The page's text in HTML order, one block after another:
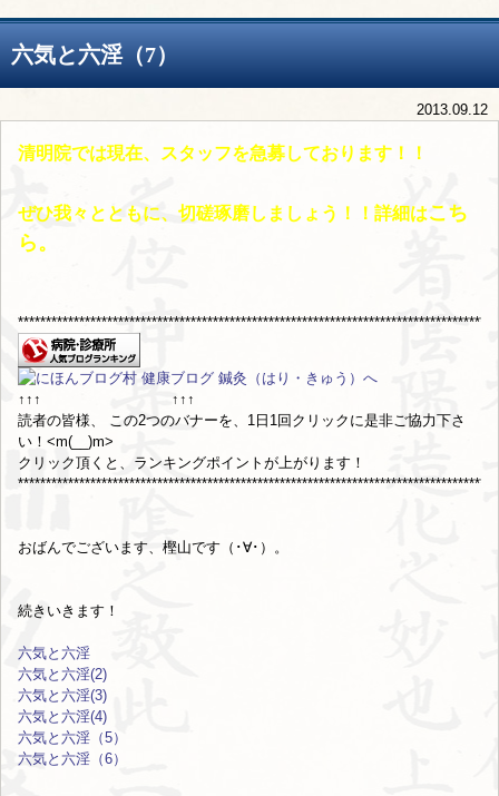
六気と六淫（7）
2013.09.12
清明院では現在、スタッフを急募しております！！
ぜひ我々とともに、切磋琢磨しましょう！！詳細はこち
ら。
↑↑↑ ↑↑↑
読者の皆様、 この2つのバナーを、1日1回クリックに是非ご協力下さ
い！<m(__)m>
クリック頂くと、ランキングポイントが上がります！
おばんでございます、樫山です（･∀･）。
続きいきます！
六気と六淫
六気と六淫(2)
六気と六淫(3)
六気と六淫(4)
六気と六淫（5）
六気と六淫（6）